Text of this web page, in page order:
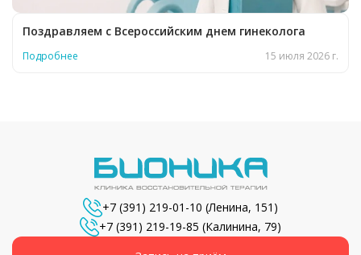
Поздравляем с Всероссийским днем гинеколога
Подробнее 15 июля 2026 г.
+7 (391) 219-01-10 (Ленина, 151)
+7 (391) 219-19-85 (Калинина, 79)